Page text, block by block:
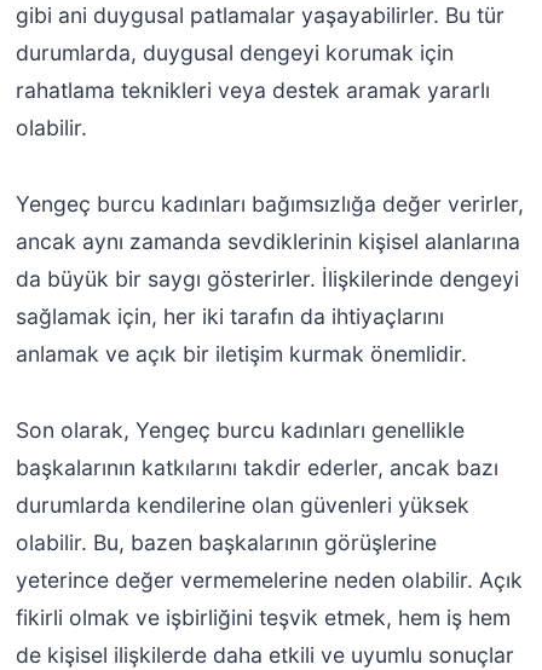
gibi ani duygusal patlamalar yaşayabilirler. Bu tür
durumlarda, duygusal dengeyi korumak için
rahatlama teknikleri veya destek aramak yararlı
olabilir.
Yengeç burcu kadınları bağımsızlığa değer verirler,
ancak aynı zamanda sevdiklerinin kişisel alanlarına
da büyük bir saygı gösterirler. İlişkilerinde dengeyi
sağlamak için, her iki tarafın da ihtiyaçlarını
anlamak ve açık bir iletişim kurmak önemlidir.
Son olarak, Yengeç burcu kadınları genellikle
başkalarının katkılarını takdir ederler, ancak bazı
durumlarda kendilerine olan güvenleri yüksek
olabilir. Bu, bazen başkalarının görüşlerine
yeterince değer vermemelerine neden olabilir. Açık
fikirli olmak ve işbirliğini teşvik etmek, hem iş hem
de kişisel ilişkilerde daha etkili ve uyumlu sonuçlar